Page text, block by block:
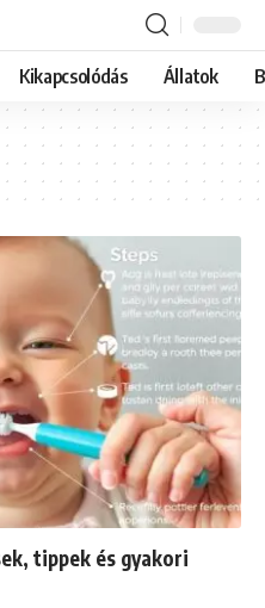
Kikapcsolódás Állatok
tippek és gyakori